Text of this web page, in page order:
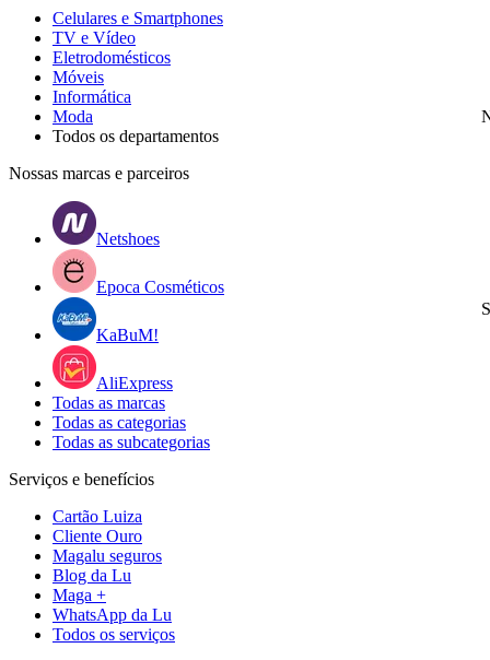
Celulares e Smartphones
TV e Vídeo
Eletrodomésticos
Móveis
Informática
Moda
Todos os departamentos
Nossas marcas e parceiros
Netshoes
Epoca Cosméticos
KaBuM!
AliExpress
Todas as marcas
Todas as categorias
Todas as subcategorias
Serviços e benefícios
Cartão Luiza
Cliente Ouro
Magalu seguros
Blog da Lu
Maga +
WhatsApp da Lu
Todos os serviços